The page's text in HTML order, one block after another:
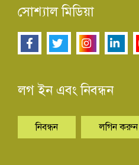
সোশ্যাল মিডিয়া
লগ ইন এবং নিবন্ধন
নিবন্ধন লগিন করুন